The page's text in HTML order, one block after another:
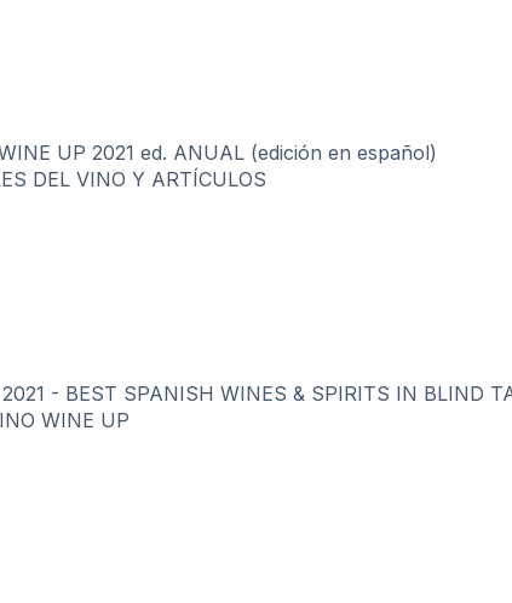
UP 2021 ed. ANUAL (edición en español)
DEL VINO Y ARTÍCULOS
- BEST SPANISH WINES & SPIRITS IN BLIND
WINE UP